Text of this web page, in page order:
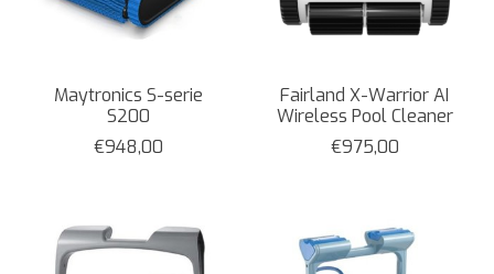
Maytronics S-serie
S200
€948,00
Fairland X-Warrior AI
Wireless Pool Cleaner
€975,00